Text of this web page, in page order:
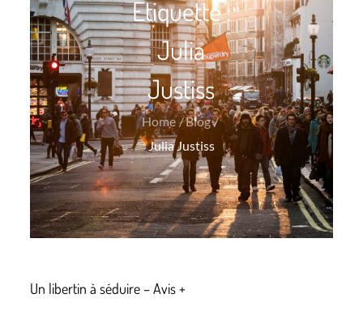
Étiquette :
Julia
Justiss
Home
Blog
Julia Justiss
Un libertin à séduire – Avis +